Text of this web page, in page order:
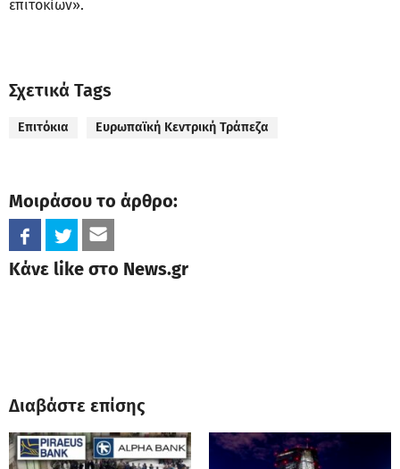
επιτοκίων».
Σχετικά Tags
Επιτόκια Ευρωπαϊκή Κεντρική Τράπεζα
Μοιράσου το άρθρο:
Κάνε like στο News.gr
Διαβάστε επίσης